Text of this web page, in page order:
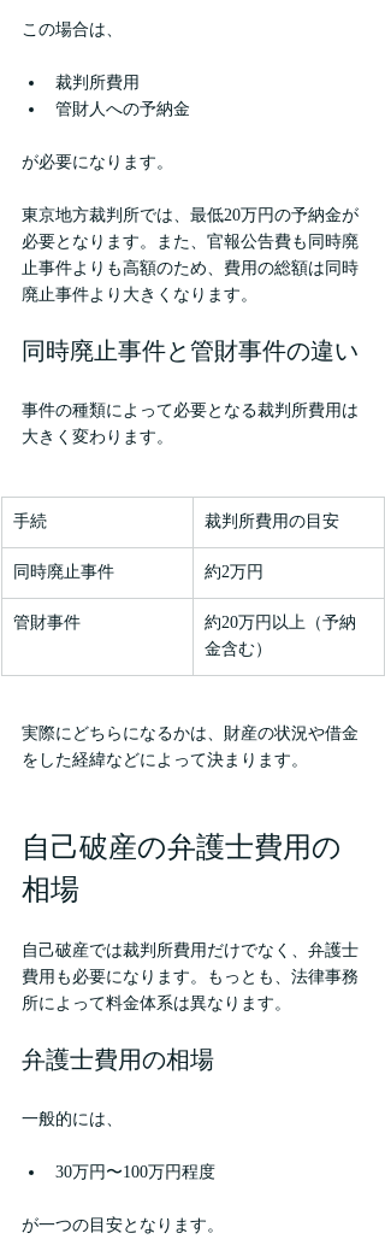
この場合は、
裁判所費用
管財人への予納金
が必要になります。
東京地方裁判所では、最低20万円の予納金が
必要となります。また、官報公告費も同時廃
止事件よりも高額のため、費用の総額は同時
廃止事件より大きくなります。
同時廃止事件と管財事件の違い
事件の種類によって必要となる裁判所費用は
大きく変わります。
手続 裁判所費用の目安
同時廃止事件 約2万円
管財事件
約20万円以上（予納
金含む）
実際にどちらになるかは、財産の状況や借金
をした経緯などによって決まります。
自己破産の弁護士費用の
相場
自己破産では裁判所費用だけでなく、弁護士
費用も必要になります。もっとも、法律事務
所によって料金体系は異なります。
弁護士費用の相場
一般的には、
30万円〜100万円程度
が一つの目安となります。